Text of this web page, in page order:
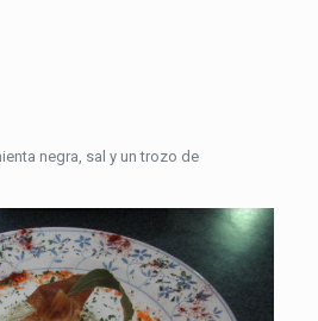
negra, sal y un trozo de